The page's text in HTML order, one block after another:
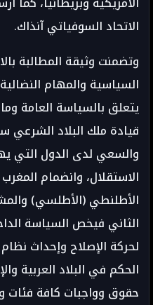
الاتحاد السوفياتي آنذاك.
وتضمنت وثيقة المطالبة
السياسية والمهام
يتعلق بالسياسة العامة
قيادة ملك البلاد
والسعي لدى الدول التي
الاستقلال، وانضمام
الأطلنطي (الأطلسي)
الثاني فيخص السياسة
لحركة الإصلاح وإحداث
الحكم في البلاد العربية
حقوق وواجبات كافة فئات